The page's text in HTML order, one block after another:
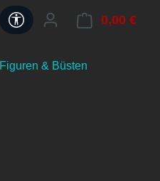
Werkzeugleiste anzeigen
0,00 €
Figuren & Büsten